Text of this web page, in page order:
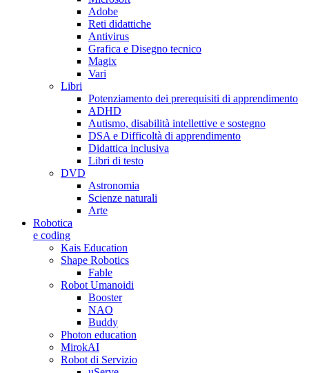
Adobe
Reti didattiche
Antivirus
Grafica e Disegno tecnico
Magix
Vari
Libri
Potenziamento dei prerequisiti di apprendimento
ADHD
Autismo, disabilità intellettive e sostegno
DSA e Difficoltà di apprendimento
Didattica inclusiva
Libri di testo
DVD
Astronomia
Scienze naturali
Arte
Robotica
e coding
Kais Education
Shape Robotics
Fable
Robot Umanoidi
Booster
NAO
Buddy
Photon education
MirokAI
Robot di Servizio